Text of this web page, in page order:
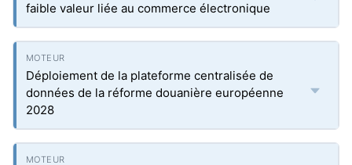
faible valeur liée au commerce électronique
Déploiement de la plateforme centralisée de
données de la réforme douanière européenne
2028